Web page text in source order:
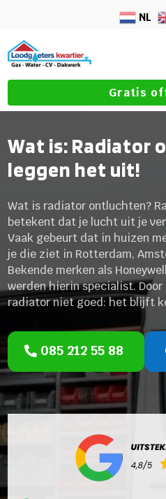
NL
Gratis
Wat is: Radiator
leggen het uit!
Wat is radiator ontluchten?
betekent dat je lucht uit je
Vaak gebeurt dat in huizen
je die ziet in Rotterdam,
Bekende merken als
werden hierin specialist.
radiator niet goed: het blijft
085 212 55 88